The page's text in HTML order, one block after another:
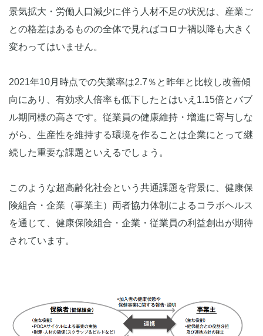
景気拡大・労働人口減少に伴う人材不足の状況は、産業ご
との格差はあるものの全体で見ればコロナ禍以降も大きく
変わってはいません。
2021年10月時点での失業率は2.7％と昨年と比較し改善傾
向にあり、有効求人倍率も低下したとはいえ1.15倍とバブ
ル期同様の高さです。従業員の健康維持・増進に寄与しな
がら、生産性を維持する環境を作ることは企業にとって継
続した重要な課題といえるでしょう。
このような超高齢化社会という共通課題を背景に、健康保
険組合・企業（事業主）両者協力体制によるコラボヘルス
を通じて、健康保険組合・企業・従業員の利益創出が期待
されています。